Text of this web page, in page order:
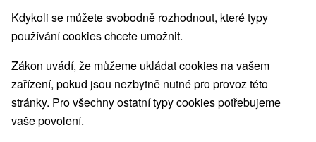
Kdykoli se můžete svobodně rozhodnout, které typy
používání cookies chcete umožnit.
Zákon uvádí, že můžeme ukládat cookies na vašem
zařízení, pokud jsou nezbytně nutné pro provoz této
stránky. Pro všechny ostatní typy cookies potřebujeme
vaše povolení.